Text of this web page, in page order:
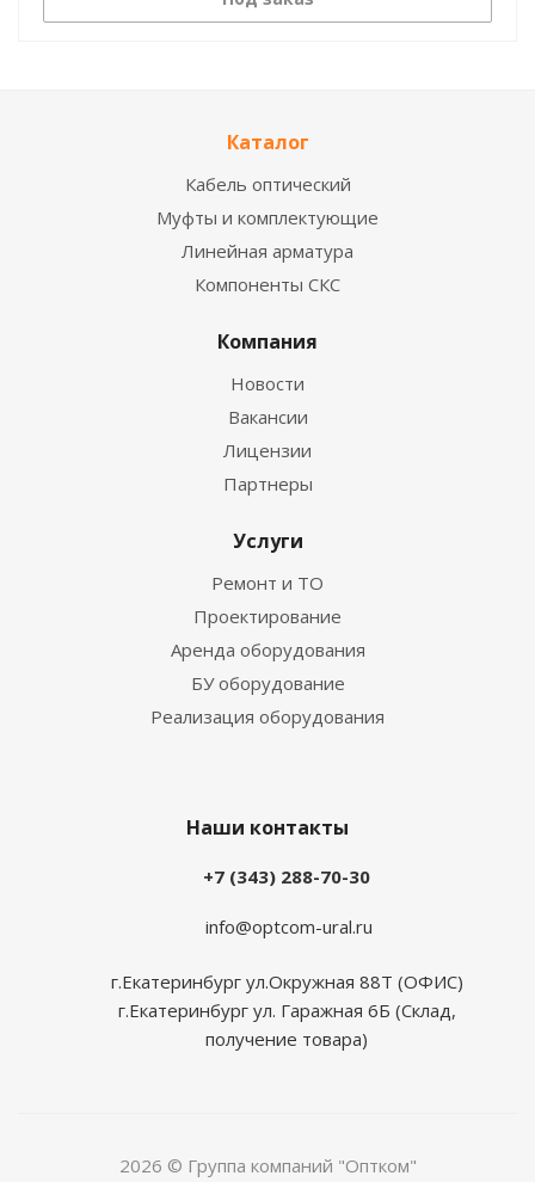
Каталог
Кабель оптический
Муфты и комплектующие
Линейная арматура
Компоненты СКС
Компания
Новости
Вакансии
Лицензии
Партнеры
Услуги
Ремонт и ТО
Проектирование
Аренда оборудования
БУ оборудование
Реализация оборудования
Наши контакты
+7 (343) 288-70-30
info@optcom-ural.ru
г.Екатеринбург ул.Окружная 88Т (ОФИС)
г.Екатеринбург ул. Гаражная 6Б (Склад,
получение товара)
2026 © Группа компаний "Оптком"